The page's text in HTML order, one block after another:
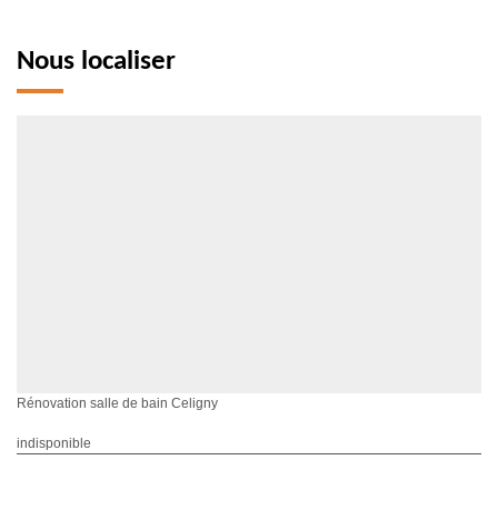
Nous localiser
Rénovation salle de bain Celigny
indisponible